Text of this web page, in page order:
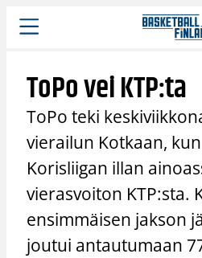
Siirry
sisältöön
ToPo vei KTP:ta
ToPo teki
vierailun Kotkaan,
Korisliigan illan
vierasvoiton KTP:sta.
ensimmäisen jakson
joutui antautumaan